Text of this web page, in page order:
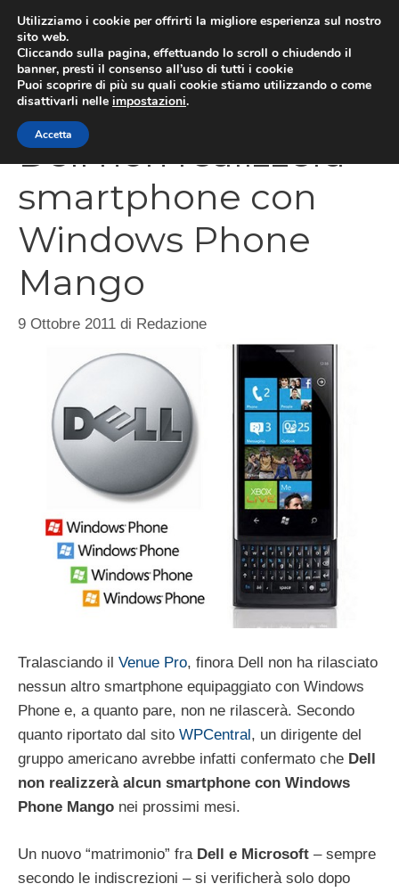
contenuto
Dell non realizzerà
smartphone con
Windows Phone
Mango
9 Ottobre 2011 di Redazione
Tralasciando il Venue Pro, finora Dell non ha rilasciato
nessun altro smartphone equipaggiato con Windows
Phone e, a quanto pare, non ne rilascerà. Secondo
quanto riportato dal sito WPCentral , un dirigente del
gruppo americano avrebbe infatti confermato che Dell
non realizzerà alcun smartphone con Windows
Phone Mango nei prossimi mesi.
Un nuovo “matrimonio” fra Dell e Microsoft – sempre
secondo le indiscrezioni – si verificherà solo dopo
Utilizziamo i cookie per offrirti la migliore esperienza sul nostro
sito web.
Cliccando sulla pagina, effettuando lo scroll o chiudendo il
banner, presti il consenso all’uso di tutti i cookie
Puoi scoprire di più su quali cookie stiamo utilizzando o come
disattivarli nelle impostazioni.
Accetta